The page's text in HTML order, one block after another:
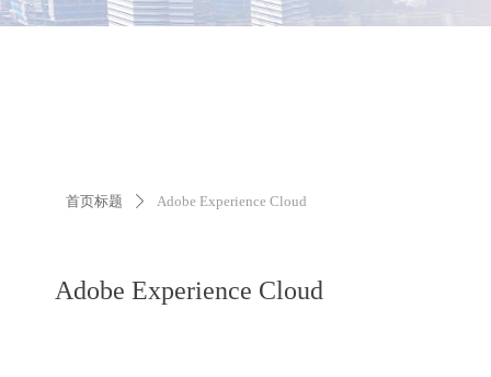
首页标题 ꄲ Adobe Experience Cloud
Adobe Experience Cloud